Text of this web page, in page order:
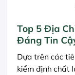
Top 5 Địa
Đáng Tin
Dựa trên các
kiểm định chất